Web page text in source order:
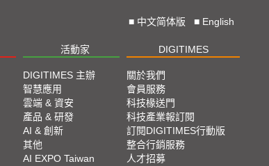
■ 中文简体版 ■ English
活動家 DIGITIMES
DIGITIMES 主辦
智慧應用
雲端 & 資安
產品 & 研發
AI & 創新
其他
AI EXPO Taiwan
關於我們
會員服務
科技椽送門
科技產業報訂閱
訂閱DIGITIMES行動版
整合行銷服務
人才招募